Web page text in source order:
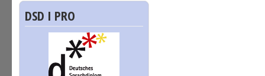
DSD I PRO